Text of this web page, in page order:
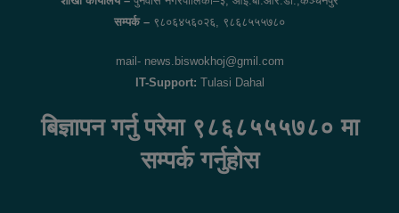
सम्पर्क – ९८०६४५६०२६, ९८६८५५५७८०
mail- news.biswokhoj@gmil.com
IT-Support: Tulasi Dahal
बिज्ञापन गर्नु परेमा ९८६८५५५७८० मा
सम्पर्क गर्नुहोस